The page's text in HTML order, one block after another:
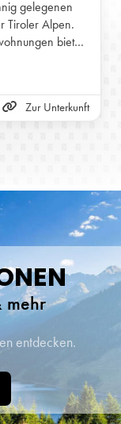
gelegenen
Tiroler Alpen.
bieten
Winter zum
ruhige Tage
Zur Unterkunft
mehr
entdecken.